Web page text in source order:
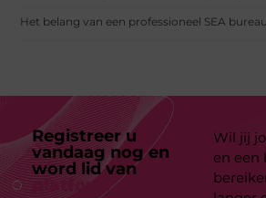
Het belang van een professioneel SEA bureau
Registreer u
vandaag nog en
word lid van
platform
Wil jij
en een